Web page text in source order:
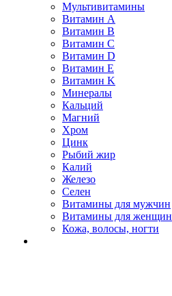
Мультивитамины
Витамин A
Витамин B
Витамин C
Витамин D
Витамин E
Витамин K
Минералы
Кальций
Магний
Хром
Цинк
Рыбий жир
Калий
Железо
Селен
Витамины для мужчин
Витамины для женщин
Кожа, волосы, ногти